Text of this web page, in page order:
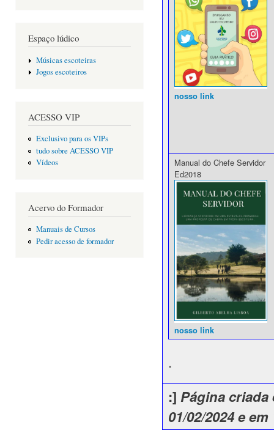
Espaço lúdico
Músicas escoteiras
Jogos escoteiros
ACESSO VIP
Exclusivo para os VIPs
tudo sobre ACESSO VIP
Vídeos
Acervo do Formador
Manuais de Cursos
Pedir acesso de formador
nosso link
Manual do Chefe Servidor
Ed2018
nosso link
.
:] Página criada
01/02/2024 e